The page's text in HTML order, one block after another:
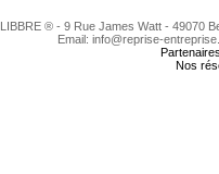
LIBBRE ® - 9 Rue James Watt - 49070
Email: info@reprise-
Nos